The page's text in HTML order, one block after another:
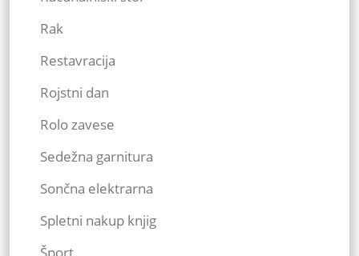
Rak
Restavracija
Rojstni dan
Rolo zavese
Sedežna garnitura
Sončna elektrarna
Spletni nakup knjig
Šport